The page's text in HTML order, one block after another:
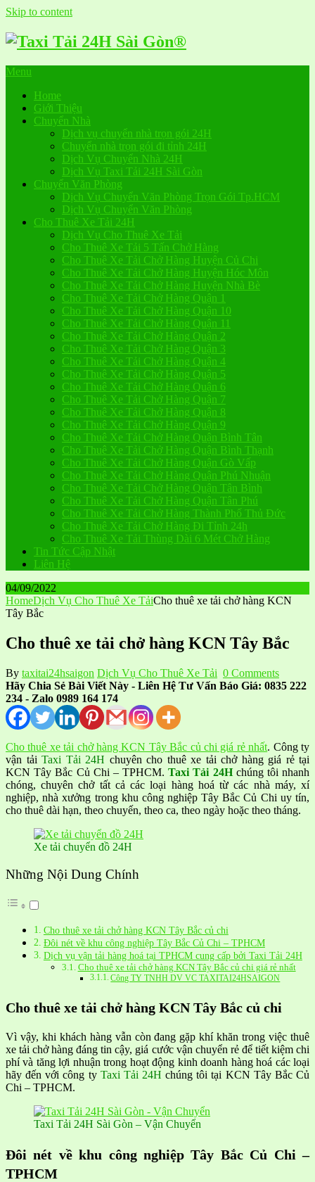
Skip to content
Menu
Home
Giới Thiệu
Chuyển Nhà
Dịch vụ chuyển nhà trọn gói 24H
Chuyển nhà trọn gói đi tỉnh 24H
Dịch Vụ Chuyển Nhà 24H
Dịch Vụ Taxi Tải 24H Sài Gòn
Chuyển Văn Phòng
Dịch Vụ Chuyển Văn Phòng Trọn Gói Tp.HCM
Dịch Vụ Chuyển Văn Phòng
Cho Thuê Xe Tải 24H
Dịch Vụ Cho Thuê Xe Tải
Cho Thuê Xe Tải 5 Tấn Chở Hàng
Cho Thuê Xe Tải Chở Hàng Huyện Củ Chi
Cho Thuê Xe Tải Chở Hàng Huyện Hóc Môn
Cho Thuê Xe Tải Chở Hàng Huyện Nhà Bè
Cho Thuê Xe Tải Chở Hàng Quận 1
Cho Thuê Xe Tải Chở Hàng Quận 10
Cho Thuê Xe Tải Chở Hàng Quận 11
Cho Thuê Xe Tải Chở Hàng Quận 2
Cho Thuê Xe Tải Chở Hàng Quận 3
Cho Thuê Xe Tải Chở Hàng Quận 4
Cho Thuê Xe Tải Chở Hàng Quận 5
Cho Thuê Xe Tải Chở Hàng Quận 6
Cho Thuê Xe Tải Chở Hàng Quận 7
Cho Thuê Xe Tải Chở Hàng Quận 8
Cho Thuê Xe Tải Chở Hàng Quận 9
Cho Thuê Xe Tải Chở Hàng Quận Bình Tân
Cho Thuê Xe Tải Chở Hàng Quận Bình Thạnh
Cho Thuê Xe Tải Chở Hàng Quận Gò Vấp
Cho Thuê Xe Tải Chở Hàng Quận Phú Nhuận
Cho Thuê Xe Tải Chở Hàng Quận Tân Bình
Cho Thuê Xe Tải Chở Hàng Quận Tân Phú
Cho Thuê Xe Tải Chở Hàng Thành Phố Thủ Đức
Cho Thuê Xe Tải Chở Hàng Đi Tỉnh 24h
Cho Thuê Xe Tải Thùng Dài 6 Mét Chở Hàng
Tin Tức Cập Nhật
Liên Hệ
04/09/2022
HomeDịch Vụ Cho Thuê Xe TảiCho thuê xe tải chở hàng KCN
Tây Bắc
Cho thuê xe tải chở hàng KCN Tây Bắc
By taxitai24hsaigon Dịch Vụ Cho Thuê Xe Tải 0 Comments
Hãy Chia Sẻ Bài Viết Này - Liên Hệ Tư Vấn Báo Giá: 0835 222
234 - Zalo 0989 164 174
Cho thuê xe tải chở hàng KCN Tây Bắc củ chi giá rẻ nhất. Công ty
vận tải Taxi Tải 24H chuyên cho thuê xe tải chở hàng giá rẻ tại
KCN Tây Bắc Củ Chi – TPHCM.Taxi Tải 24Hchúng tôi nhanh
chóng, chuyên chở tất cả các loại hàng hoá từ các nhà máy, xí
nghiệp, nhà xưởng trong khu công nghiệp Tây Bắc Củ Chi uy tín,
cho thuê dài hạn, theo chuyến, theo ca, theo ngày hoặc theo tháng.
Xe tải chuyển đồ 24H
Những Nội Dung Chính
Cho thuê xe tải chở hàng KCN Tây Bắc củ chi
Đôi nét về khu công nghiệp Tây Bắc Củ Chi – TPHCM
Dịch vụ vận tải hàng hoá tại TPHCM cung cấp bởi Taxi Tải 24H
Cho thuê xe tải chở hàng KCN Tây Bắc củ chi giá rẻ nhất
Công TY TNHH DV VC TAXITAI24HSAIGON
Cho thuê xe tải chở hàng KCN Tây Bắc củ chi
Vì vậy, khi khách hàng vẫn còn đang gặp khí khăn trong việc thuê
xe tải chở hàng đáng tin cậy, giá cước vận chuyển rẻ để tiết kiệm chi
phí và tăng lợi nhuận trong hoạt động kinh doanh hàng hoá các loại
hãy đến với công ty Taxi Tải 24H chúng tôi tại KCN Tây Bắc Củ
Chi – TPHCM.
Taxi Tải 24H Sài Gòn – Vận Chuyển
Đôi nét về khu công nghiệp Tây Bắc Củ Chi –
TPHCM